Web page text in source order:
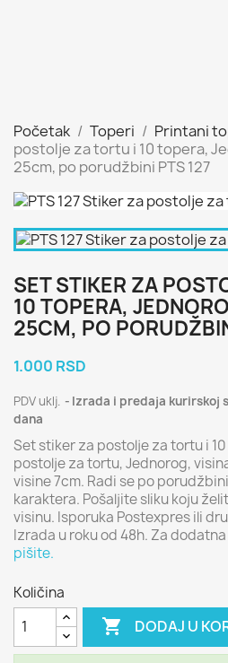
Početak Toperi Printani
postolje za tortu i 10 topera,
25cm, po porudžbini PTS 127
SET STIKER ZA
10 TOPERA,
25CM, PO
1.000 RSD
PDV uklj.
Izrada i predaja kurirskoj
dana
Set stiker za postolje za tortu i
postolje za tortu, Jednorog,
visine 7cm. Radi se po
karaktera. Pošaljite sliku koju
visinu. Isporuka Postexpres ili
Izrada u roku od 48h. Za
pišite.
Količina
 DODAJ U